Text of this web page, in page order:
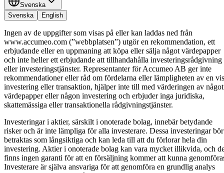
Svenska
Svenska
English
Ingen av de uppgifter som visas på eller kan laddas ned från
www.accumeo.com (”webbplatsen”) utgör en rekommendation, ett
erbjudande eller en uppmaning att köpa eller sälja något värdepapper
och inte heller ett erbjudande att tillhandahålla investeringsrådgivning
eller investeringstjänster. Representanter för Accumeo AB ger inte
rekommendationer eller råd om fördelarna eller lämpligheten av en
investering eller transaktion, hjälper inte till med värderingen av något
värdepapper eller någon investering och erbjuder inga juridiska,
skattemässiga eller transaktionella rådgivningstjänster.
Investeringar i aktier, särskilt i onoterade bolag, innebär betydande
risker och är inte lämpliga för alla investerare. Dessa investeringar bör
betraktas som långsiktiga och kan leda till att du förlorar hela din
investering. Aktier i onoterade bolag kan vara mycket illikvida, och
finns ingen garanti för att en försäljning kommer att kunna
Investerare är själva ansvariga för att genomföra en grundlig analys